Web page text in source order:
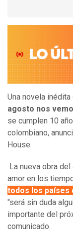
Una novela inédita
agosto nos
se cumplen 10
colombiano,
House.
La nueva obra
amor en los
todos los países
"será sin duda
importante del
comunicado.